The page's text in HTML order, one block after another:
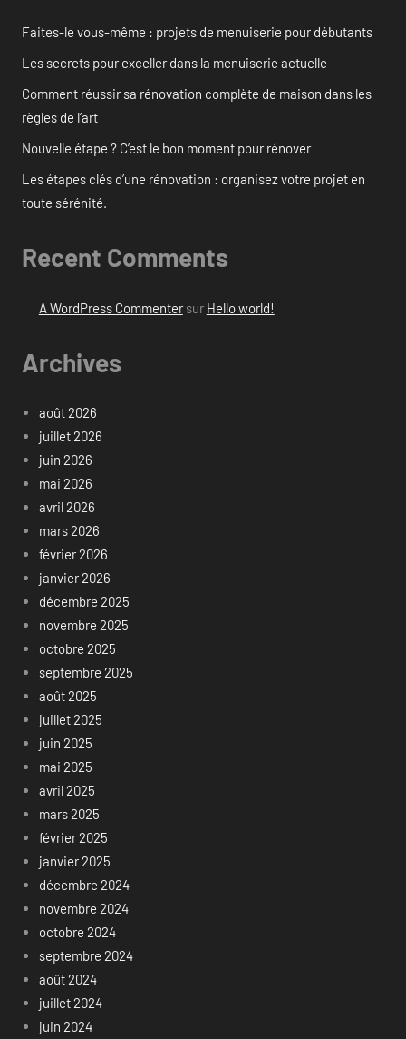
Faites-le vous-même : projets de menuiserie pour débutants
Les secrets pour exceller dans la menuiserie actuelle
Comment réussir sa rénovation complète de maison dans les
règles de l’art
Nouvelle étape ? C’est le bon moment pour rénover
Les étapes clés d’une rénovation : organisez votre projet en
toute sérénité.
Recent Comments
A WordPress Commentersur Hello world!
Archives
août 2026
juillet 2026
juin 2026
mai 2026
avril 2026
mars 2026
février 2026
janvier 2026
décembre 2025
novembre 2025
octobre 2025
septembre 2025
août 2025
juillet 2025
juin 2025
mai 2025
avril 2025
mars 2025
février 2025
janvier 2025
décembre 2024
novembre 2024
octobre 2024
septembre 2024
août 2024
juillet 2024
juin 2024